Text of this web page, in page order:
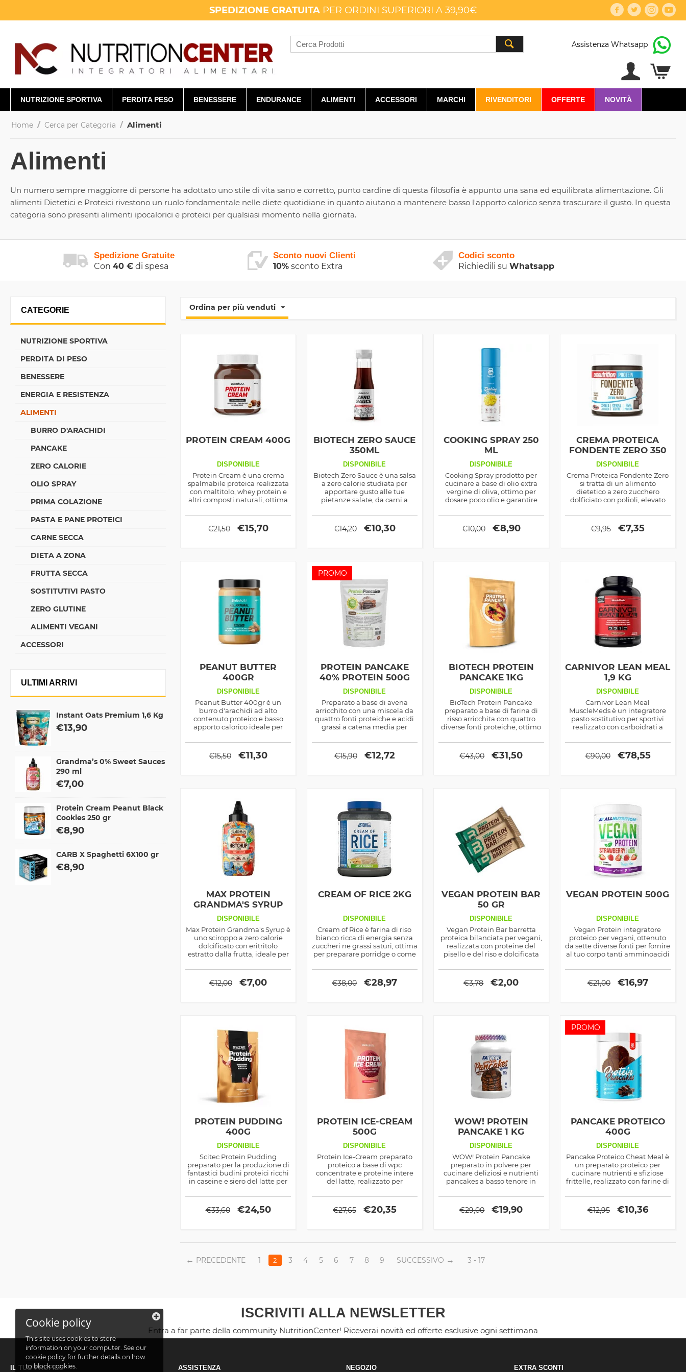
SPEDIZIONE GRATUITA PER ORDINI SUPERIORI A 39,90€
Assistenza Whatsapp
NUTRIZIONE SPORTIVA PERDITA PESO BENESSERE ENDURANCE ALIMENTI ACCESSORI MARCHI RIVENDITORI OFFERTE NOVITÀ
Home / Cerca per Categoria / Alimenti
Alimenti
Un numero sempre maggiorre di persone ha adottato uno stile di vita sano e corretto, punto cardine di questa filosofia è appunto una sana ed equilibrata alimentazione. Gli
alimenti Dietetici e Proteici rivestono un ruolo fondamentale nelle diete quotidiane in quanto aiutano a mantenere basso l'apporto calorico senza trascurare il gusto. In questa
categoria sono presenti alimenti ipocalorici e proteici per qualsiasi momento nella giornata.
Spedizione Gratuite
Con 40 € di spesa
Sconto nuovi Clienti
10% sconto Extra
Codici sconto
Richiedili su Whatsapp
CATEGORIE
NUTRIZIONE SPORTIVA
PERDITA DI PESO
BENESSERE
ENERGIA E RESISTENZA
ALIMENTI
BURRO D'ARACHIDI
PANCAKE
ZERO CALORIE
OLIO SPRAY
PRIMA COLAZIONE
PASTA E PANE PROTEICI
CARNE SECCA
DIETA A ZONA
FRUTTA SECCA
SOSTITUTIVI PASTO
ZERO GLUTINE
ALIMENTI VEGANI
ACCESSORI
ULTIMI ARRIVI
Instant Oats Premium 1,6 Kg
€13,90
Grandma’s 0% Sweet Sauces
290 ml
€7,00
Protein Cream Peanut Black
Cookies 250 gr
€8,90
CARB X Spaghetti 6X100 gr
€8,90
Ordina per più venduti
PROTEIN CREAM 400G
DISPONIBILE
Protein Cream è una crema
spalmabile proteica realizzata
con maltitolo, whey protein e
altri composti naturali, ottima
tuoi spuntini
€21,50 €15,70
BIOTECH ZERO SAUCE
350ML
DISPONIBILE
Biotech Zero Sauce è una salsa
a zero calorie studiata per
apportare gusto alle tue
pietanze salate, da carni a
fantastici panini
€14,20 €10,30
COOKING SPRAY 250
ML
DISPONIBILE
Cooking Spray prodotto per
cucinare a base di olio extra
vergine di oliva, ottimo per
dosare poco olio e garantire
antiaderente e ben propagata
sulla padella o sul cibo
€10,00 €8,90
CREMA PROTEICA
FONDENTE ZERO 350
GR
DISPONIBILE
Crema Proteica Fondente Zero
si tratta di un alimento
dietetico a zero zucchero
dolficiato con polioli, elevato
siero e dalla soia, include un 6%
di fibra alimentare
€9,95 €7,35
PEANUT BUTTER
400GR
DISPONIBILE
Peanut Butter 400gr è un
burro d'arachidi ad alto
contenuto proteico e basso
apporto calorico ideale per
colazione o per lo spuntino di
metà giornata
€15,50 €11,30
PROMO
PROTEIN PANCAKE
40% PROTEIN 500G
DISPONIBILE
Preparato a base di avena
arricchito con una miscela da
quattro fonti proteiche e acidi
grassi a catena media per
momento della giornata
€15,90 €12,72
BIOTECH PROTEIN
PANCAKE 1KG
DISPONIBILE
BioTech Protein Pancake
preparato a base di farina di
risso arricchita con quattro
diverse fonti proteiche, ottimo
nutrienti frittelle
€43,00 €31,50
CARNIVOR LEAN MEAL
1,9 KG
DISPONIBILE
Carnivor Lean Meal
MuscleMeds è un integratore
pasto sostitutivo per sportivi
realizzato con carboidrati a
idrolizzate del manzo, creatina
e bcaa ramificati
€90,00 €78,55
MAX PROTEIN
GRANDMA'S SYRUP
290ML
DISPONIBILE
Max Protein Grandma's Syrup è
uno sciroppo a zero calorie
dolcificato con eritritolo
estratto dalla frutta, ideale per
pietanze dolci.
€12,00 €7,00
CREAM OF RICE 2KG
DISPONIBILE
Cream of Rice è farina di riso
bianco ricca di energia senza
zuccheri ne grassi saturi, ottima
per preparare porridge o come
nutrienti e deliziosi, la farina è
aromatizzata in due gusti.
€38,00 €28,97
VEGAN PROTEIN BAR
50 GR
DISPONIBILE
Vegan Protein Bar barretta
proteica bilanciata per vegani,
realizzata con proteine del
pisello e del riso e dolcificata
la fame negli spuntini
€3,78 €2,00
VEGAN PROTEIN 500G
DISPONIBILE
Vegan Protein integratore
proteico per vegani, ottenuto
da sette diverse fonti per fornire
al tuo corpo tanti amminoacidi
mantenimento e la crescita
muscolare
€21,00 €16,97
PROTEIN PUDDING
400G
DISPONIBILE
Scitec Protein Pudding
preparato per la produzione di
fantastici budini proteici ricchi
in caseine e siero del latte per
amminoacidi
€33,60 €24,50
PROTEIN ICE-CREAM
500G
DISPONIBILE
Protein Ice-Cream preparato
proteico a base di wpc
concentrate e proteine intere
del latte, realizzato per
gelati dietetici
€27,65 €20,35
WOW! PROTEIN
PANCAKE 1 KG
DISPONIBILE
WOW! Protein Pancake
preparato in polvere per
cucinare deliziosi e nutrienti
pancakes a basso tenore in
proteine, ottimo sia per
colazione che negli spuntini
pomeridiani
€29,00 €19,90
PROMO
PANCAKE PROTEICO
400G
DISPONIBILE
Pancake Proteico Cheat Meal è
un preparato proteico per
cucinare nutrienti e sfiziose
frittelle, realizzato con farine di
proteine nobili dal siero, dal
latte e dall'uovo
€12,95 €10,36
PRECEDENTE 1 2 3 4 5 6 7 8 9 SUCCESSIVO 3 - 17
ISCRIVITI ALLA NEWSLETTER
Entra a far parte della community NutritionCenter! Riceverai novità ed offerte esclusive ogni settimana
IL TUO PROFILO ASSISTENZA NEGOZIO EXTRA SCONTI
Cookie policy
This site uses cookies to store
information on your computer. See our
cookie policy for further details on how
to block cookies.